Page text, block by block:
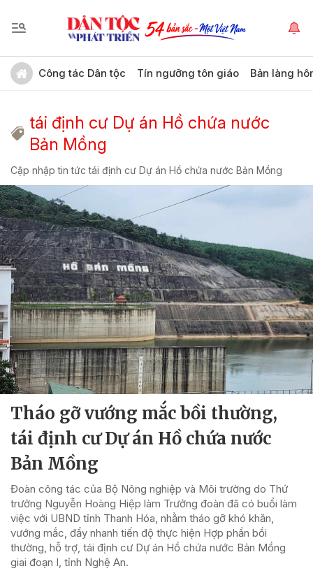
Công tác Dân tộc Tín ngưỡng tôn giáo Bản làng
tái định cư Dự án Hồ chứa nước
Bản Mồng
Cập nhập tin tức tái định cư Dự án Hồ chứa nước Bản Mồng
Tháo gỡ vướng mắc bồi thường,
tái định cư Dự án Hồ chứa nước
Bản Mồng
Đoàn công tác của Bộ Nông nghiệp và Môi trường do Thứ
trưởng Nguyễn Hoàng Hiệp làm Trưởng đoàn đã có buổi làm
việc với UBND tỉnh Thanh Hóa, nhằm tháo gỡ khó khăn,
vướng mắc, đẩy nhanh tiến độ thực hiện Hợp phần bồi
thường, hỗ trợ, tái định cư Dự án Hồ chứa nước Bản Mồng
giai đoạn I, tỉnh Nghệ An.